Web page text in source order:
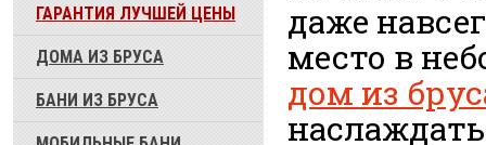
ГАРАНТИЯ ЛУЧШЕЙ ЦЕНЫ
ДОМА ИЗ БРУСА
БАНИ ИЗ БРУСА
даже
место в
дом из